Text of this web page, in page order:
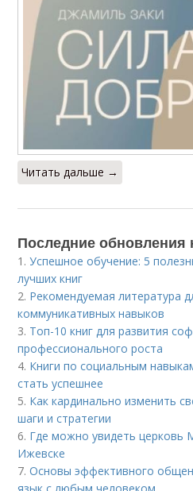
Читать дальше →
Последние обновления
1.Успешное обучение: 5
лучших книг
2. Рекомендуемая литература
коммуникативных навыков
3. Топ-10 книг для развития
профессионального роста
4. Книги по социальным
стать успешнее
5. Как кардинально изменить
шаги и стратегии
6. Где можно увидеть церковь
Ижевске
7.Основы эффективного